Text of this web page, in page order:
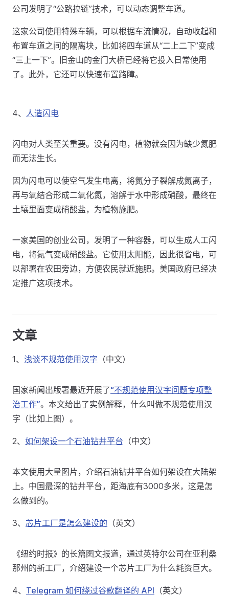
公司发明了“公路拉链”技术，可以动态调整车道。
这家公司使用特殊车辆，可以根据车流情况，自动收起和
布置车道之间的隔离块，比如将四车道从“二上二下”变成
“三上一下”。旧金山的金门大桥已经将它投入日常使用
了。此外，它还可以快速布置路障。
4、 人造闪电
闪电对人类至关重要。没有闪电，植物就会因为缺少氮肥
而无法生长。
因为闪电可以使空气发生电离，将氮分子裂解成氮离子，
再与氧结合形成二氧化氮，溶解于水中形成硝酸，最终在
土壤里面变成硝酸盐，为植物施肥。
一家美国的创业公司，发明了一种容器，可以生成人工闪
电，将氮气变成硝酸盐。它使用太阳能，因此很省电，可
以部署在农田旁边，方便农民就近施肥。美国政府已经决
定推广这项技术。
文章
1、 浅谈不规范使用汉字 （中文）
国家新闻出版署最近开展了“不规范使用汉字问题专项整
治工作”。本文给出了实例解释，什么叫做不规范使用汉
字（比如上图）。
2、 如何架设一个石油钻井平台 （中文）
本文使用大量图片，介绍石油钻井平台如何架设在大陆架
上。中国最深的钻井平台，距海底有3000多米，这是怎
么做到的。
3、 芯片工厂是怎么建设的 （英文）
《纽约时报》的长篇图文报道，通过英特尔公司在亚利桑
那州的新工厂，介绍建设一个芯片工厂为什么耗资巨大。
4、 Telegram 如何绕过谷歌翻译的 API （英文）